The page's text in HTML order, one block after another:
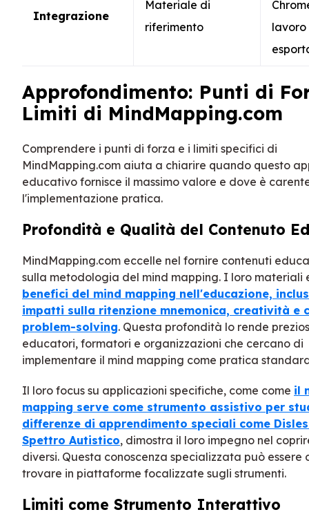
Integrazione
Materiale di
riferimento
lavoro
Approfondimento: Punti di
Limiti di MindMapping.com
Comprendere i punti di forza e i limiti specifici di
MindMapping.com aiuta a chiarire quando questo
educativo fornisce il massimo valore e dove è
l'implementazione pratica.
Profondità e Qualità del Contenuto
MindMapping.com eccelle nel fornire contenuti
sulla metodologia del mind mapping. I loro materiali
benefici del mind mapping nell'educazione,
impatti sulla ritenzione mnemonica, creatività e
problem-solving. Questa profondità lo rende
educatori, formatori e organizzazioni che cercano di
implementare il mind mapping come pratica
Il loro focus su applicazioni specifiche, come come il
mapping serve come strumento assistivo per
differenze di apprendimento speciali come
Spettro Autistico, dimostra il loro impegno nel
diversi. Questa conoscenza specializzata può
trovare in piattaforme focalizzate sugli strumenti.
Limiti come Strumento Interattivo